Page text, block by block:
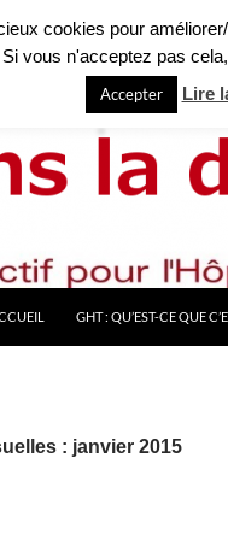
GHT : QU’EST-CE QUE
: janvier 2015
cookies pour
Si vous n'acceptez pas
Accepter Lire